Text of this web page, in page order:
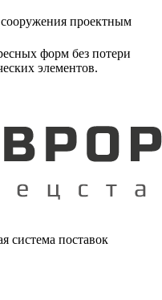
сооружения проектным
форм без потери
элементов.
система поставок